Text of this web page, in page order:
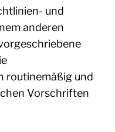
und
anderen
routinemäßig und
Vorschriften